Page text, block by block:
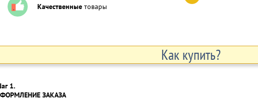
Качественные товары
Как купить?
1.
ЗАКАЗА